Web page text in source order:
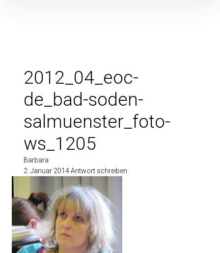
2012_04_eoc-
de_bad-soden-
salmuenster_foto-
ws_1205
Barbara
2. Januar 2014Antwort schreiben